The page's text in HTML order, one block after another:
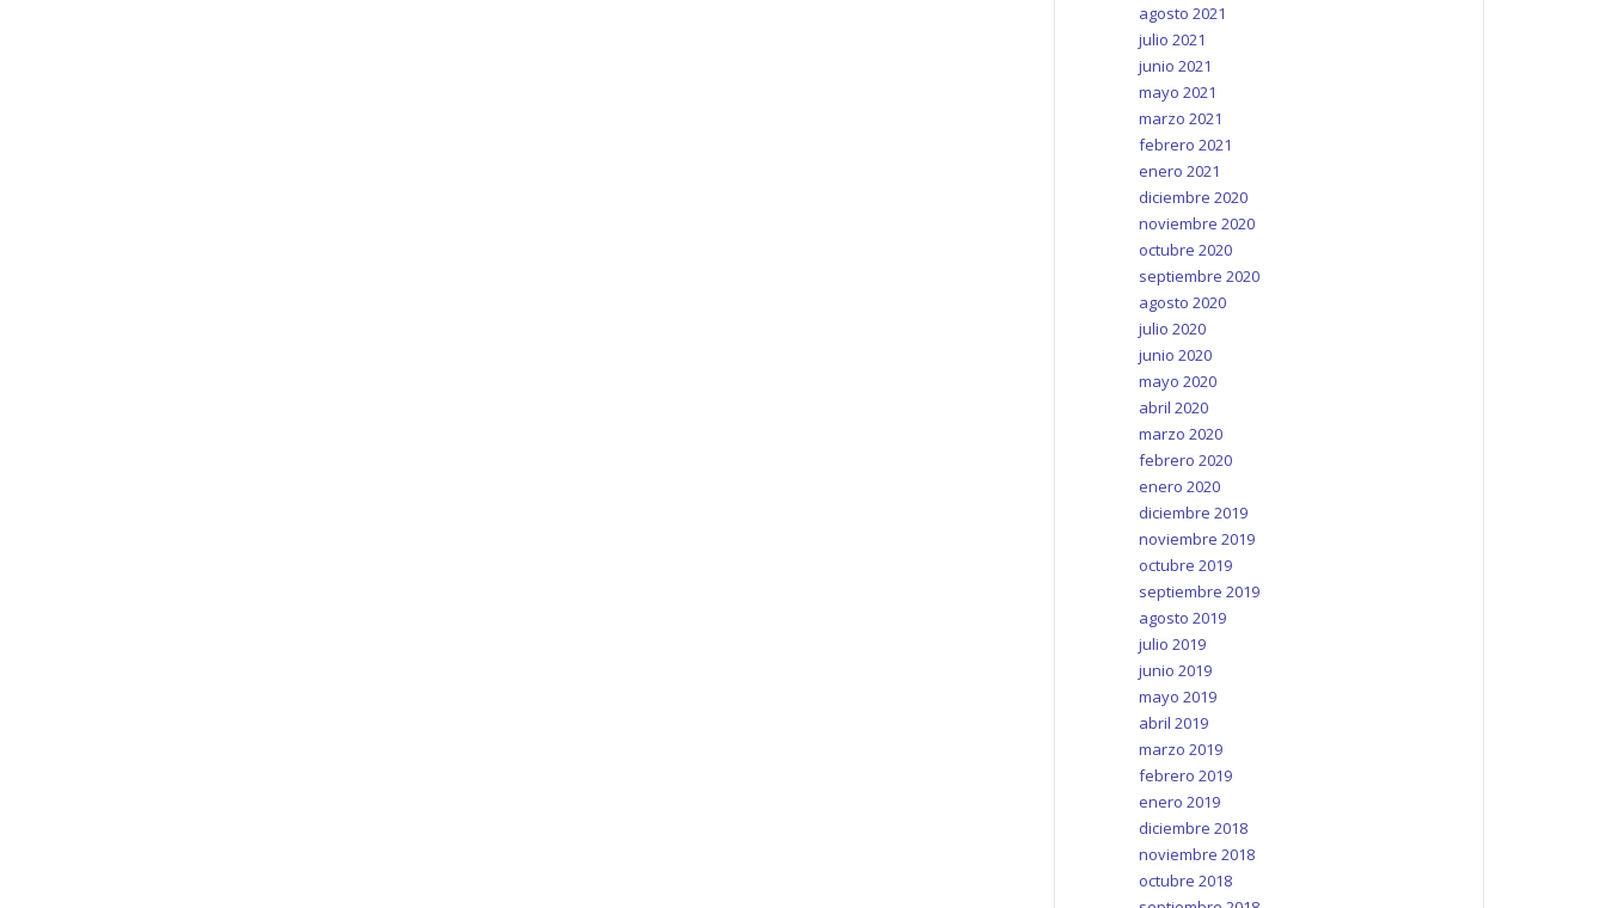
agosto 2021
julio 2021
junio 2021
mayo 2021
marzo 2021
febrero 2021
enero 2021
diciembre 2020
noviembre 2020
octubre 2020
septiembre 2020
agosto 2020
julio 2020
junio 2020
mayo 2020
abril 2020
marzo 2020
febrero 2020
enero 2020
diciembre 2019
noviembre 2019
octubre 2019
septiembre 2019
agosto 2019
julio 2019
junio 2019
mayo 2019
abril 2019
marzo 2019
febrero 2019
enero 2019
diciembre 2018
noviembre 2018
octubre 2018